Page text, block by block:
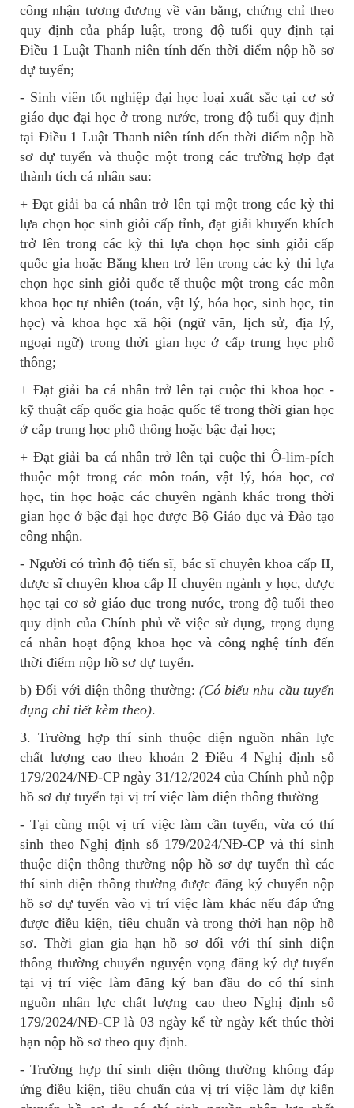
công nhận tương đương về văn bằng, chứng chỉ theo
quy định của pháp luật, trong độ tuổi quy định tại
Điều 1 Luật Thanh niên tính đến thời điểm nộp hồ sơ
dự tuyển;
- Sinh viên tốt nghiệp đại học loại xuất sắc tại cơ sở
giáo dục đại học ở trong nước, trong độ tuổi quy định
tại Điều 1 Luật Thanh niên tính đến thời điểm nộp hồ
sơ dự tuyển và thuộc một trong các trường hợp đạt
thành tích cá nhân sau:
+ Đạt giải ba cá nhân trở lên tại một trong các kỳ thi
lựa chọn học sinh giỏi cấp tỉnh, đạt giải khuyến khích
trở lên trong các kỳ thi lựa chọn học sinh giỏi cấp
quốc gia hoặc Bằng khen trở lên trong các kỳ thi lựa
chọn học sinh giỏi quốc tế thuộc một trong các môn
khoa học tự nhiên (toán, vật lý, hóa học, sinh học, tin
học) và khoa học xã hội (ngữ văn, lịch sử, địa lý,
ngoại ngữ) trong thời gian học ở cấp trung học phổ
thông;
+ Đạt giải ba cá nhân trở lên tại cuộc thi khoa học -
kỹ thuật cấp quốc gia hoặc quốc tế trong thời gian học
ở cấp trung học phổ thông hoặc bậc đại học;
+ Đạt giải ba cá nhân trở lên tại cuộc thi Ô-lim-pích
thuộc một trong các môn toán, vật lý, hóa học, cơ
học, tin học hoặc các chuyên ngành khác trong thời
gian học ở bậc đại học được Bộ Giáo dục và Đào tạo
công nhận.
- Người có trình độ tiến sĩ, bác sĩ chuyên khoa cấp II,
dược sĩ chuyên khoa cấp II chuyên ngành y học, dược
học tại cơ sở giáo dục trong nước, trong độ tuổi theo
quy định của Chính phủ về việc sử dụng, trọng dụng
cá nhân hoạt động khoa học và công nghệ tính đến
thời điểm nộp hồ sơ dự tuyển.
b) Đối với diện thông thường: (Có biểu nhu cầu tuyển
dụng chi tiết kèm theo).
3. Trường hợp thí sinh thuộc diện nguồn nhân lực
chất lượng cao theo khoản 2 Điều 4 Nghị định số
179/2024/NĐ-CP ngày 31/12/2024 của Chính phủ nộp
hồ sơ dự tuyển tại vị trí việc làm diện thông thường
- Tại cùng một vị trí việc làm cần tuyển, vừa có thí
sinh theo Nghị định số 179/2024/NĐ-CP và thí sinh
thuộc diện thông thường nộp hồ sơ dự tuyển thì các
thí sinh diện thông thường được đăng ký chuyển nộp
hồ sơ dự tuyển vào vị trí việc làm khác nếu đáp ứng
được điều kiện, tiêu chuẩn và trong thời hạn nộp hồ
sơ. Thời gian gia hạn hồ sơ đối với thí sinh diện
thông thường chuyển nguyện vọng đăng ký dự tuyển
tại vị trí việc làm đăng ký ban đầu do có thí sinh
nguồn nhân lực chất lượng cao theo Nghị định số
179/2024/NĐ-CP là 03 ngày kể từ ngày kết thúc thời
hạn nộp hồ sơ theo quy định.
- Trường hợp thí sinh diện thông thường không đáp
ứng điều kiện, tiêu chuẩn của vị trí việc làm dự kiến